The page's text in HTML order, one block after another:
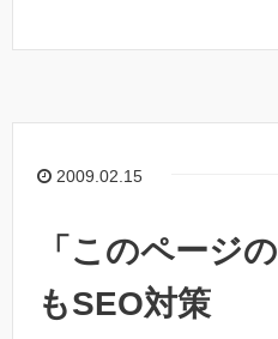
2009.02.15
「このページ
もSEO対策